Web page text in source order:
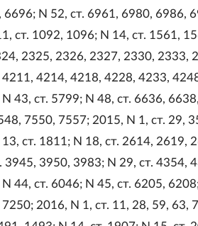
6696; N 52, ст. 6961, 6980, 6986,
ст. 1092, 1096; N 14, ст. 1561,
2325, 2326, 2327, 2330, 2333,
4211, 4214, 4218, 4228, 4233,
43, ст. 5799; N 48, ст. 6636,
7550, 7557; 2015, N 1, ст. 29,
ст. 1811; N 18, ст. 2614, 2619,
3945, 3950, 3983; N 29, ст. 4354,
44, ст. 6046; N 45, ст. 6205,
2016, N 1, ст. 11, 28, 59, 63,